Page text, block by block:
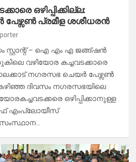
ഒഴിപ്പിക്കില്ല:
പ്രമീള ശശീധരൻ
സ്റ്റാന്റ് – ഐ എം എ ജങ്ങ്ഷൻ
വഴിയോര കച്ചവടക്കാരെ
പാലക്കാട്‌ നഗരസഭ ചെയർ പേഴ്സൺ
ദിവസം നഗരസഭയിലെ
ഒഴിപ്പിക്കാനുള്ള
എംപ്ലോയീസ്